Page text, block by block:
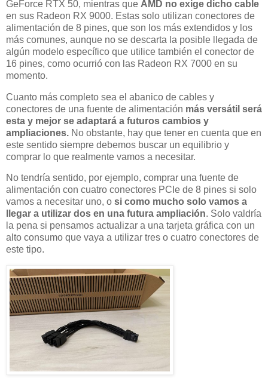
GeForce RTX 50, mientras que AMD no exige dicho cable
en sus Radeon RX 9000. Estas solo utilizan conectores de
alimentación de 8 pines, que son los más extendidos y los
más comunes, aunque no se descarta la posible llegada de
algún modelo específico que utilice también el conector de
16 pines, como ocurrió con las Radeon RX 7000 en su
momento.
Cuanto más completo sea el abanico de cables y
conectores de una fuente de alimentación más versátil será
esta y mejor se adaptará a futuros cambios y
ampliaciones. No obstante, hay que tener en cuenta que en
este sentido siempre debemos buscar un equilibrio y
comprar lo que realmente vamos a necesitar.
No tendría sentido, por ejemplo, comprar una fuente de
alimentación con cuatro conectores PCIe de 8 pines si solo
vamos a necesitar uno, o si como mucho solo vamos a
llegar a utilizar dos en una futura ampliación. Solo valdría
la pena si pensamos actualizar a una tarjeta gráfica con un
alto consumo que vaya a utilizar tres o cuatro conectores de
este tipo.